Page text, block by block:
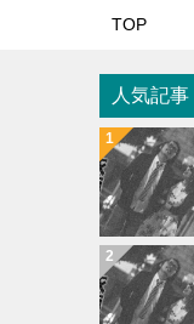
TOP
人気記事